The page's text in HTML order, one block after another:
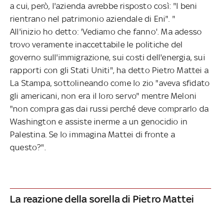
a cui, però, l'azienda avrebbe risposto così: "I beni
rientrano nel patrimonio aziendale di Eni". "
All'inizio ho detto: 'Vediamo che fanno'. Ma adesso
trovo veramente inaccettabile le politiche del
governo sull'immigrazione, sui costi dell'energia, sui
rapporti con gli Stati Uniti", ha detto Pietro Mattei a
La Stampa, sottolineando come lo zio "aveva sfidato
gli americani, non era il loro servo" mentre Meloni
"non compra gas dai russi perché deve comprarlo da
Washington e assiste inerme a un genocidio in
Palestina. Se lo immagina Mattei di fronte a
questo?".
La reazione della sorella di Pietro Mattei